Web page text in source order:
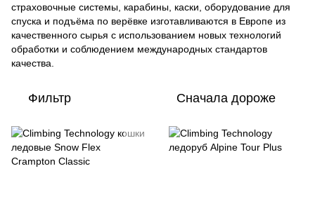
страховочные системы, карабины, каски, оборудование для
спуска и подъёма по верёвке изготавливаются в Европе из
качественного сырья с использованием новых технологий
обработки и соблюдением международных стандартов
качества.
Фильтр Сначала дороже